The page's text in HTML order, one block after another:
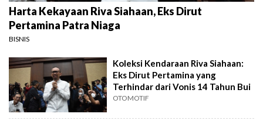
Harta Kekayaan Riva Siahaan, Eks Dirut
Pertamina Patra Niaga
BISNIS
Koleksi Kendaraan Riva Siahaan:
Eks Dirut Pertamina yang
Terhindar dari Vonis 14 Tahun Bui
OTOMOTIF